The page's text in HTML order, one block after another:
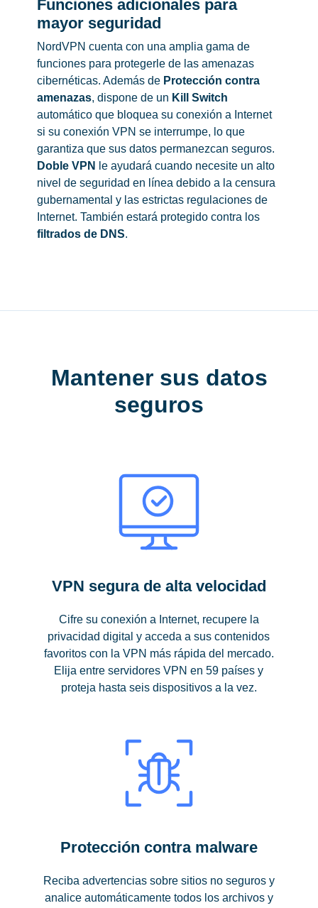
Funciones adicionales para
mayor seguridad
NordVPN cuenta con una amplia gama de
funciones para protegerle de las amenazas
cibernéticas. Además de Protección contra
amenazas, dispone de un Kill Switch
automático que bloquea su conexión a Internet
si su conexión VPN se interrumpe, lo que
garantiza que sus datos permanezcan seguros.
Doble VPN
le ayudará cuando necesite un alto
nivel de seguridad en línea debido a la censura
gubernamental y las estrictas regulaciones de
Internet. También estará protegido contra los
filtrados de DNS.
Mantener sus datos
seguros
VPN segura de alta velocidad
Cifre su conexión a Internet, recupere la
privacidad digital y acceda a sus contenidos
favoritos con la VPN más rápida del mercado.
Elija entre servidores VPN en 59 países y
proteja hasta seis dispositivos a la vez.
Protección contra malware
Reciba advertencias sobre sitios no seguros y
analice automáticamente todos los archivos y